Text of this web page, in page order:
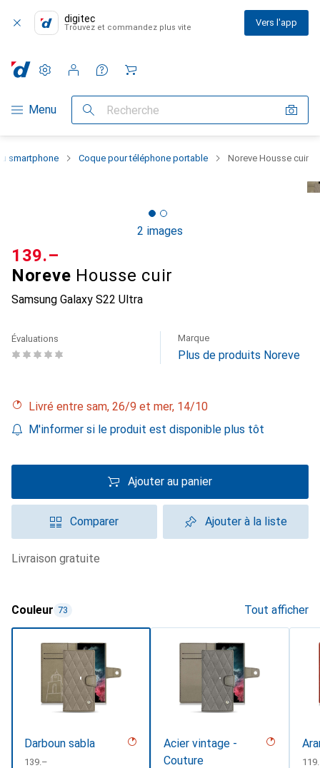
digitec
Trouvez et commandez plus vite Vers l'app
Navigation par catégorie
Menu Recherche
Paramètres
Compte client
Listes de comparaison
Listes d'envies
Panier
smartphone Coque pour téléphone portable Noreve Housse cuir
2 images
Noreve Housse cuir
Samsung Galaxy S22 Ultra
CHF
139.–
Évaluations Marque
Plus de produits Noreve
Livré entre sam, 26/9 et mer, 14/10
M'informer si le produit est disponible plus tôt
Ajouter au panier
Comparer Ajouter à la liste
livraison gratuite
Couleur 73 Tout afficher
Darboun sabla
CHF
139.–
Acier vintage -
Couture
CHF